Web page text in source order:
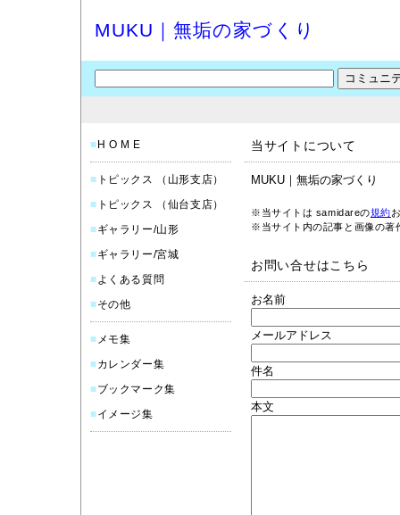
MUKU｜無垢の家づくり
■ H O M E
■ トピックス （山形支店）
■ トピックス （仙台支店）
■ギャラリー/山形
■ギャラリー/宮城
■よくある質問
■その他
■ メモ集
■カレンダー集
■ブックマーク集
■イメージ集
当サイトについて
MUKU｜無垢の家づくり
※当サイトは samidareの規約
※当サイト内の記事と画像の著
お問い合せはこちら
お名前
メールアドレス
件名
本文